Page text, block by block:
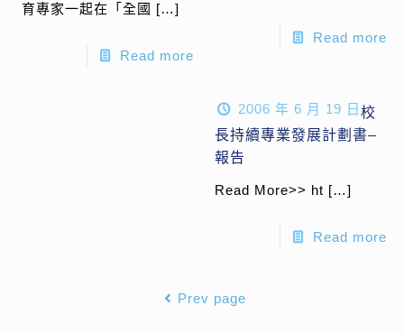
育專家一起在「全國 […]
Read more
Read more
2006 年 6 月 19 日 校
長持續專業發展計劃書–
報告
Read More>> ht […]
Read more
Prev page